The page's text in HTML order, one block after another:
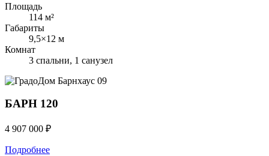
Площадь
114 м²
Габариты
9,5×12 м
Комнат
3 спальни, 1 санузел
Барнхаус 09
БАРН 120
4 907 000 ₽
Подробнее